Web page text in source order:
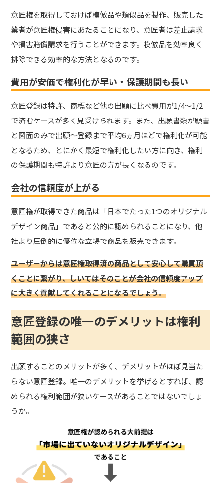
意匠権を取得しておけば模倣品や類似品を製作、販売した
業者が意匠権侵害にあたることになり、意匠者は差止請求
や損害賠償請求を行うことができます。 模倣品を効率良く
排除できる効率的な方法となるのです。
費用が安価で権利化が早い・保護期間も長い
意匠登録は特許、商標など他の出願に比べ費用が1/4～1/2
で済むケースが多く見受けられます。 また、出願書類が願書
と図面のみで出願～登録まで平均6ヵ月ほどで権利化が可能
となるため、とにかく最短で権利化したい方に向き、権利
の保護期間も特許より意匠の方が長くなるのです。
会社の信頼度が上がる
意匠権が取得できた商品は「日本でたった1つのオリジナル
デザイン商品」であると公的に認められることになり、他
社より圧倒的に優位な立場で商品を販売できます。
ユーザーからは意匠権取得済の商品として安心して購買頂
くことに繋がり、しいてはそのことが会社の信頼度アップ
に大きく貢献してくれることになるでしょう。
意匠登録の唯一のデメリットは権利
範囲の狭さ
出願することのメリットが多く、デメリットがほぼ見当た
らない意匠登録。唯一のデメリットを挙げるとすれば、認
められる権利範囲が狭いケースがあることではないでしょ
うか。